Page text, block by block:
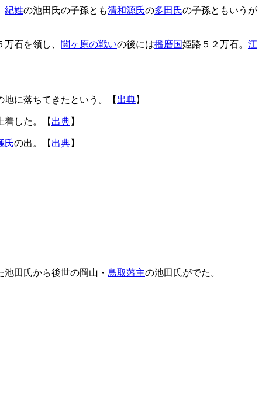
紀姓の池田氏の子孫とも清和源氏の多田氏の子孫ともいうが
万石を領し、 関ヶ原の戦いの後には播磨国姫路５２万石。 江
地に落ちてきたという。【 出典】
着した。【 出典】
氏の出。【 出典】
池田氏から後世の岡山・ 鳥取藩主の池田氏がでた。